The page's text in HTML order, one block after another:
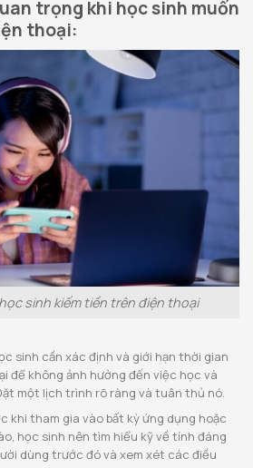
trọng khi học sinh muốn
thoại:
sinh kiếm tiền trên điện thoại
sinh cần xác định và giới hạn thời gian
để không ảnh hưởng đến việc học và
một lịch trình rõ ràng và tuân thủ nó.
khi tham gia vào bất kỳ ứng dụng hoặc
học sinh nên tìm hiểu kỹ về tính đáng
dùng trước đó và xem xét các điều